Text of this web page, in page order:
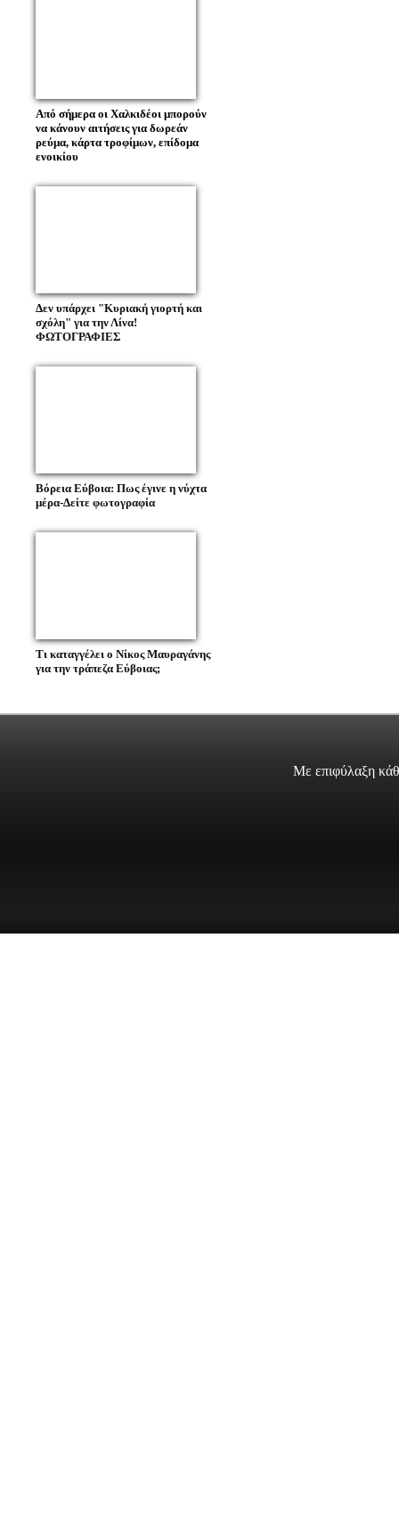
Από σήμερα οι Χαλκιδέοι μπορούν
να κάνουν αιτήσεις για δωρεάν
ρεύμα, κάρτα τροφίμων, επίδομα
ενοικίου
Δεν υπάρχει "Κυριακή γιορτή και
σχόλη" για την Λίνα!
ΦΩΤΟΓΡΑΦΙΕΣ
Βόρεια Εύβοια: Πως έγινε η νύχτα
μέρα-Δείτε φωτογραφία
Τι καταγγέλει ο Νίκος Μαυραγάνης
για την τράπεζα Εύβοιας;
Με επιφύλαξη